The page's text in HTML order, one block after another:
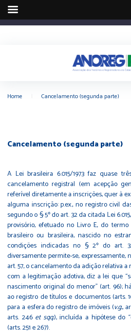
Home Cancelamento (segunda parte)
Cancelamento (segunda parte)
A Lei brasileira 6.015/1973 faz quase
cancelamento registral (em acepção
referível diretamente a inscrições, quer à
alguma inscrição: p.ex., no registro civil
segundo o § 5º do art. 32 da citada Lei
provisório, efetuado no Livro E, do
brasileiro ou brasileira, nascido no
condições indicadas no § 2º do art.
diversamente permite-se, expressamente,
art. 57, o cancelamento da adição relativa
com a legitimação adotiva, diz a lei que
nascimento original do menor” (art. 96);
ao registro de títulos e documentos (arts.
para a esfera do registro de imóveis (v.g.,
arts. 246 et sqq.), incluída a hipótese do
(arts. 251 e 267).